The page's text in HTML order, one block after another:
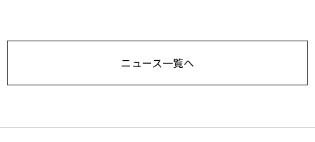
ニュース一覧へ